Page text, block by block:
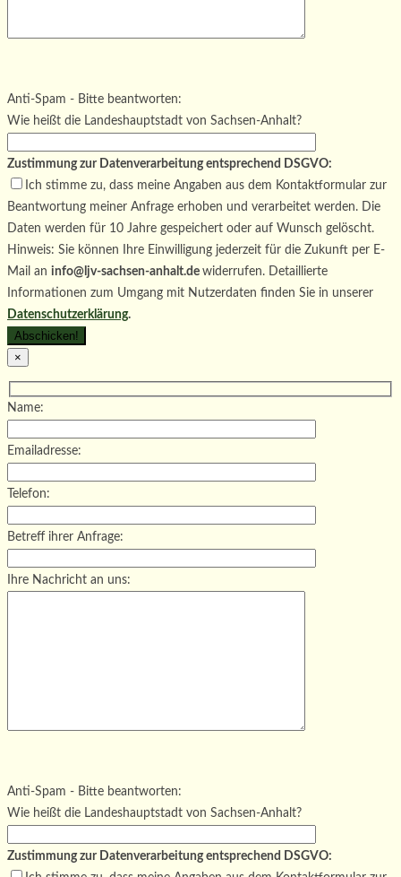
Bitte lasse dieses Feld leer.
Anti-Spam - Bitte beantworten:
Wie heißt die Landeshauptstadt von Sachsen-Anhalt?
Zustimmung zur Datenverarbeitung entsprechend DSGVO:
Ich stimme zu, dass meine Angaben aus dem Kontaktformular zur
Beantwortung meiner Anfrage erhoben und verarbeitet werden. Die
Daten werden für 10 Jahre gespeichert oder auf Wunsch gelöscht.
Hinweis: Sie können Ihre Einwilligung jederzeit für die Zukunft per E-
Mail an info@ljv-sachsen-anhalt.de widerrufen. Detaillierte
Informationen zum Umgang mit Nutzerdaten finden Sie in unserer
Datenschutzerklärung.
×
Name:
Emailadresse:
Telefon:
Betreff ihrer Anfrage:
Ihre Nachricht an uns:
Bitte lasse dieses Feld leer.
Anti-Spam - Bitte beantworten:
Wie heißt die Landeshauptstadt von Sachsen-Anhalt?
Zustimmung zur Datenverarbeitung entsprechend DSGVO: